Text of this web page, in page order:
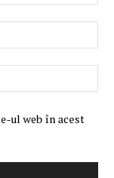
ul web în acest